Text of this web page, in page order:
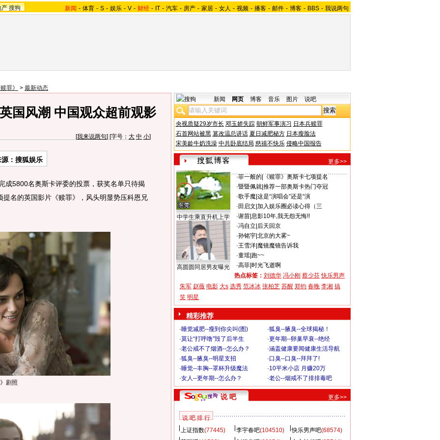
产 搜狗 新闻 - 体育 - S - 娱乐 - V - 财经 - IT - 汽车 - 房产 - 家居 - 女人 - 视频 - 播客 - 邮件 - 博客 - BBS - 我说两句
罪》 > 最新动态
国风潮 中国观众超前观影
[我来说两句] [字号： 大 中 小]
源：搜狐娱乐
5800名奥斯卡评委的投票，获奖名单只待揭
名的英国影片《赎罪》，风头明显势压科恩兄
剧照
新闻 网页 博客 音乐 图片 说吧
央视质疑29岁市长 邓玉娇失踪 朝鲜军事演习 日本兵赎罪
石首网站被黑 篡改温总讲话 夏日减肥秘方 日本瘦脸法
宋美龄牛奶洗澡 中共卧底结局 慈禧不快乐 侵略中国报告
更多>>
中学生乘直升机上学
高圆圆同居男友曝光
·菲一般的
《赎罪》奥斯卡七项提名
·暨暨佩就| 推荐一部奥斯卡热门夺冠
·歌手魔| 这是“演唱会”还是“演
· 田启文 加入娱乐圈必读心得（三
·谢苗| 息影10年,我无怨无悔!!
·冯自立 后天回京
·孙铭宇| 北京的大雾~
·王雪洋| 魔镜魔镜告诉我
·童瑶| 跑~~
·高菲| 时光飞逝啊
热点标签： 刘德华 冯小刚 蔡少芬 快乐男声
朱军 赵薇 电影 大s 选秀 范冰冰 张柏芝 苏醒 郑钧 春晚 李湘 搞
笑 明星
精彩推荐
·睡觉减肥--瘦到你尖叫(图) ·狐臭--腋臭--全球揭秘！
·莫让“打呼噜”毁了后半生 ·更年期--卵巢早衰--绝经
·老公戒不了烟酒--怎么办？ ·涵盖健康要闻健康生活导航
·狐臭--腋臭--明星支招 ·口臭--口臭--拜拜了!
·睡觉--丰胸--罩杯升级魔法 ·10平米小店 月赚20万
·女人--更年期--怎么办？ ·老公--烟戒不了排排毒吧
说 吧 更多>>
说 吧 排 行
上证指数(77445) 李宇春吧(104510) 快乐男声吧(68574)